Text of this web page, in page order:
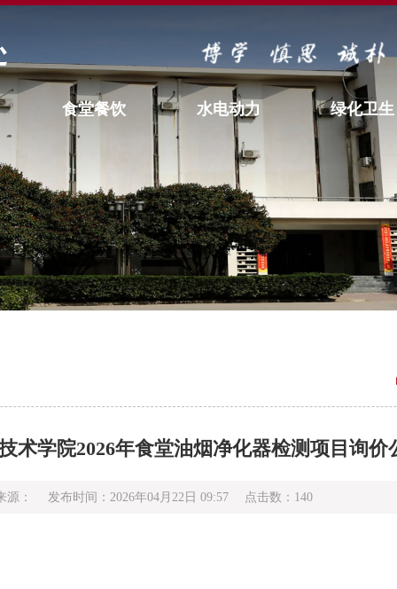
食堂餐饮 水电动力 绿化卫生
术学院2026年食堂油烟净化器检测项目询价
源： 发布时间：2026年04月22日 09:57 点击数： 140